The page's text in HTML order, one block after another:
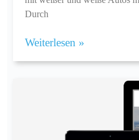
Durch
Weiterlesen »